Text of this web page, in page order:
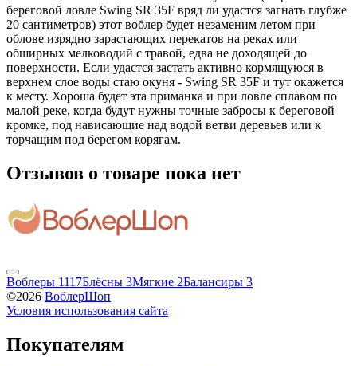
береговой ловле Swing SR 35F вряд ли удастся загнать глубже
20 сантиметров) этот воблер будет незаменим летом при
облове изрядно зарастающих перекатов на реках или
обширных мелководий с травой, едва не доходящей до
поверхности. Если удастся застать активно кормящуюся в
верхнем слое воды стаю окуня - Swing SR 35F и тут окажется
к месту. Хороша будет эта приманка и при ловле сплавом по
малой реке, когда будут нужны точные забросы к береговой
кромке, под нависающие над водой ветви деревьев или к
торчащим под берегом корягам.
Отзывов о товаре пока нет
Воблеры 1117Блёсны 3Мягкие 2Балансиры 3
©2026 ВоблерШоп
Условия использования сайта
Покупателям